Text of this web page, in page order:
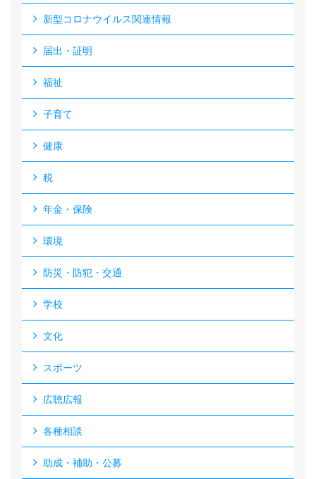
新型コロナウイルス関連情報
届出・証明
福祉
子育て
健康
税
年金・保険
環境
防災・防犯・交通
学校
文化
スポーツ
広聴広報
各種相談
助成・補助・公募